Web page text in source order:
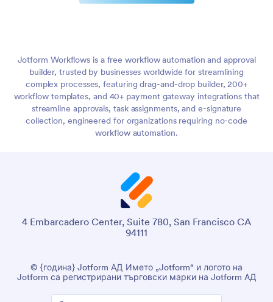
Jotform Workflows is a free workflow automation and approval
builder, trusted by businesses worldwide for streamlining
complex processes, featuring drag-and-drop builder, 200+
workflow templates, and 40+ payment gateway integrations that
streamline approvals, task assignments, and e-signature
collection, engineered for organizations requiring no-code
workflow automation.
4 Embarcadero Center, Suite 780, San Francisco CA
94111
© {година} Jotform АД Името „Jotform“ и логото на
Jotform са регистрирани търговски марки на Jotform АД